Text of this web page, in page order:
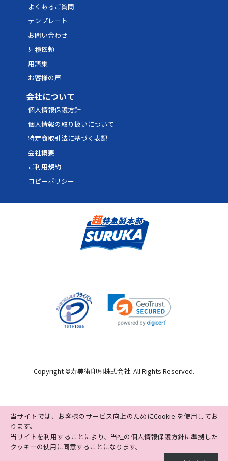
よくあるご質問
テンプレート
お問い合わせ
見積依頼
用語集
お客様の声
会社について
個人情報保護方針
個人情報の取り扱いについて
特定商取引法に基づく表記
会社概要
ご利用規約
コピーポリシー
当サイトでは、お客様のサービス向上のためにCookie を使用してお
ります。
当サイトを利用することにより、当社の個人情報保護方針に準拠した
クッキーの使用に同意することになります。
Copyright ©寿美術印刷株式会社. All Rights Reserved.